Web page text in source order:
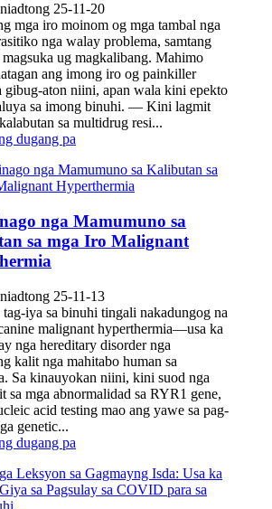
25-11-20
mga iro moinom og mga tambal nga
nga walay problema, samtang
magsuka ug magkalibang. Mahimo
ang imong iro og painkiller
gibug-aton niini, apan wala kini epekto
sa imong binuhi. — Kini lagmit
sa multidrug resi...
dugang pa
nga Mamumuno sa
sa mga Iro Malignant
25-11-13
iya sa binuhi tingali nakadungog na
malignant hyperthermia—usa ka
nga hereditary disorder nga
kalit nga mahitabo human sa
Sa kinauyokan niini, kini suod nga
sa mga abnormalidad sa RYR1 gene,
acid testing mao ang yawe sa pag-
genetic...
dugang pa